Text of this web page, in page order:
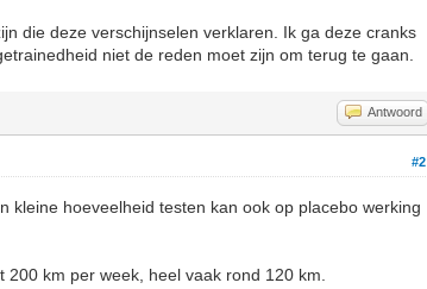
die deze verschijnselen verklaren. Ik ga deze cranks
niet de reden moet zijn om terug te gaan.
Antwoord
#2
kleine hoeveelheid testen kan ook op placebo werking
km per week, heel vaak rond 120 km.